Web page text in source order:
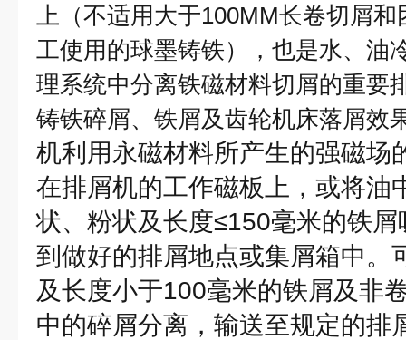
上（不适用大于100MM长卷切屑
工使用的球墨铸铁），也是水、油
理系统中分离铁磁材料切屑的重要
铸铁碎屑、铁屑及齿轮机床
机利用永磁材料所产生的强磁场
在排屑机的工作磁板上，或将油
状、粉状及长度≤150毫米的铁
到做好的排屑地点或集屑箱中。
及长度小于100毫米的铁屑及非
中的碎屑分离，输送至规定的排